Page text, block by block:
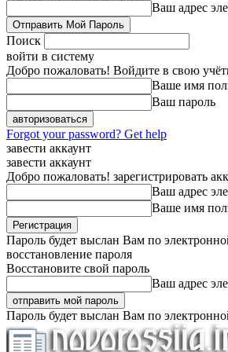
Ваш адрес
Поиск
войти в систему
Добро пожаловать! Войдите в свою
Ваше имя
Ваш пароль
Forgot your password? Get help
завести аккаунт
завести аккаунт
Добро пожаловать! зарегистрировать
Ваш адрес
Ваше имя
Пароль будет выслан Вам по
восстановление пароля
Восстановите свой пароль
Ваш адрес
Пароль будет выслан Вам по